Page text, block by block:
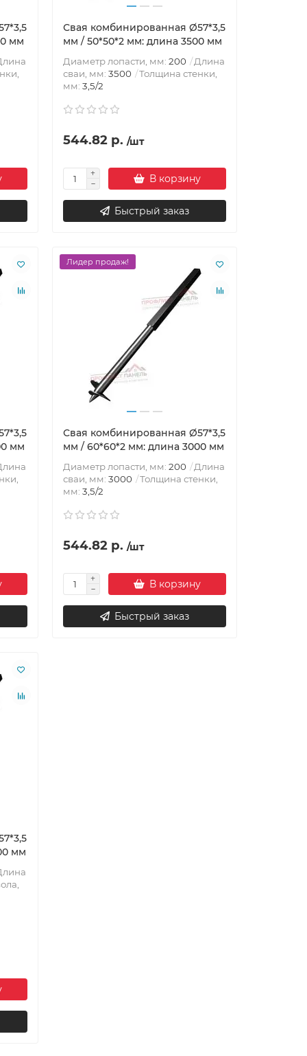
мм
Свая комбинированная Ø57*3,5
мм / 50*50*2 мм: длина 3500 мм
Диаметр лопасти, мм: 200
Длина
сваи, мм: 3500
Толщина стенки,
мм: 3,5/2
544.82 р. /шт
В корзину
Быстрый заказ
мм
Лидер продаж!
Свая комбинированная Ø57*3,5
мм / 60*60*2 мм: длина 3000 мм
Диаметр лопасти, мм: 200
Длина
сваи, мм: 3000
Толщина стенки,
мм: 3,5/2
544.82 р. /шт
В корзину
Быстрый заказ
мм